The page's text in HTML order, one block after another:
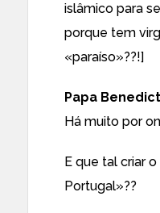
islâmico para
porque tem
«paraíso»??!]
Papa
Há muito por
E que tal criar
Portugal»??